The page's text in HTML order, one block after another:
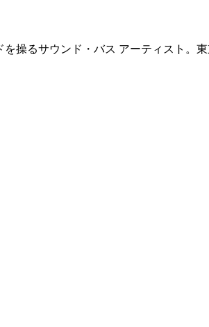
操るサウンド・バス アーティスト。